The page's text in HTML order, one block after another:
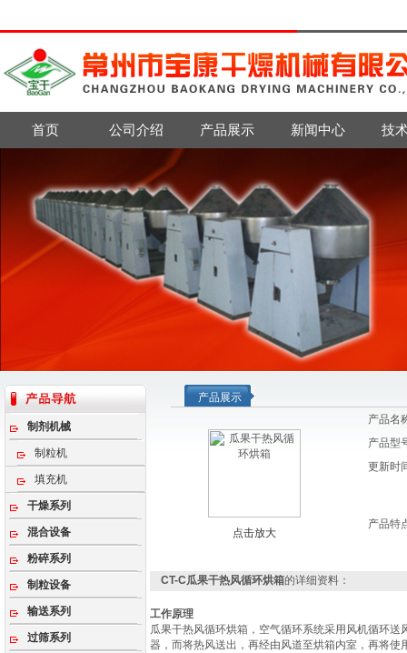
首页 公司介绍 产品展示 新闻中心 技
制剂机械
制粒机
填充机
干燥系列
混合设备
粉碎系列
制粒设备
输送系列
过筛系列
产品展示
点击放大
产品名
产品型
更新时
产品特
CT-C瓜果干热风循环烘箱的详细资料：
工作原理
瓜果干热风循环烘箱，空气循环系统采用风机循环
器，而将热风送出，再经由风道至烘箱内室，再将